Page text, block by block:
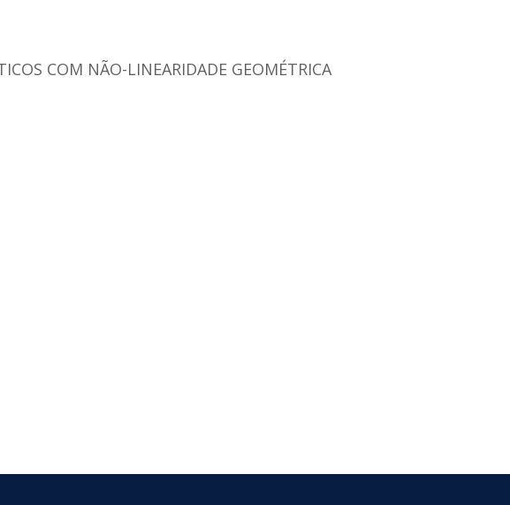
COM NÃO-LINEARIDADE GEOMÉTRICA